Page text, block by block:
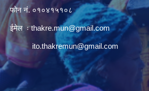
फोन नं. ०१०४१५१०८
ईमेल ःthakre.mun@gmail.com
ito.thakremun@gmail.com